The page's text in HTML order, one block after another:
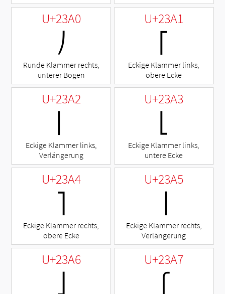
U+23A0
⎠
Runde Klammer rechts,
unterer Bogen
U+23A1
Eckige Klammer links,
obere Ecke
U+23A2
Eckige Klammer links,
Verlängerung
U+23A3
Eckige Klammer links,
untere Ecke
U+23A4
Eckige Klammer rechts,
obere Ecke
U+23A5
Eckige Klammer rechts,
Verlängerung
U+23A6 U+23A7
⎧